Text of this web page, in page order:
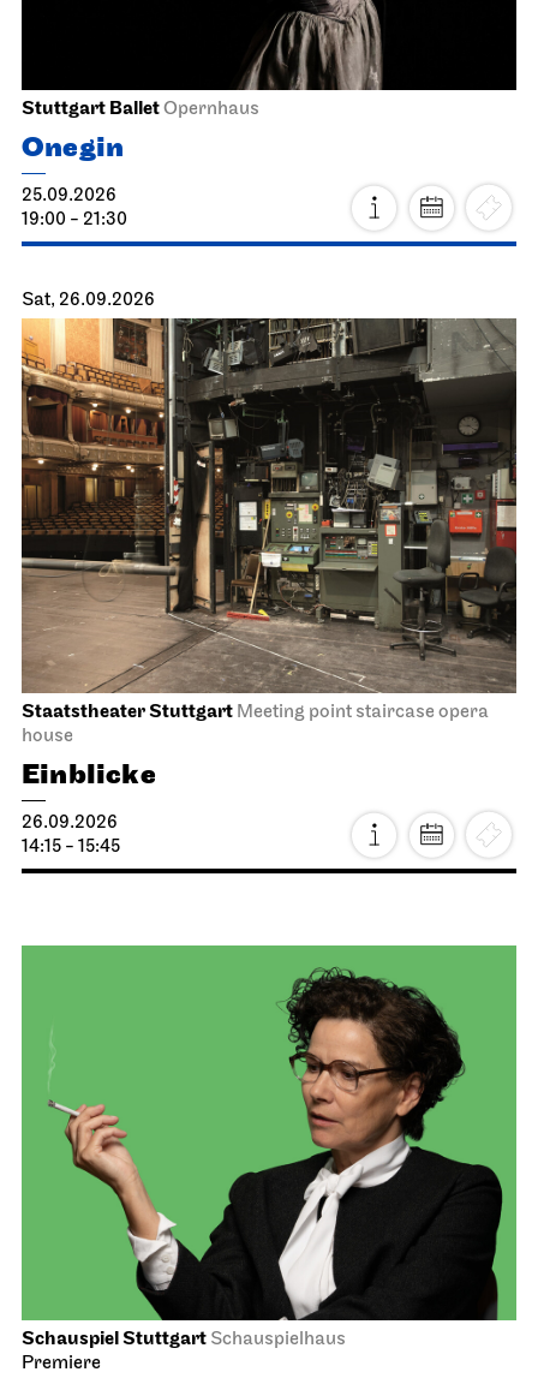
Stuttgart BalletOpernhaus
Onegin
25.09.2026
19:00 - 21:30
Sat, 26.09.2026
Staatstheater Stuttgart Meeting point staircase opera
house
Einblicke
26.09.2026
14:15 - 15:45
Schauspiel Stuttgart Schauspielhaus
Premiere